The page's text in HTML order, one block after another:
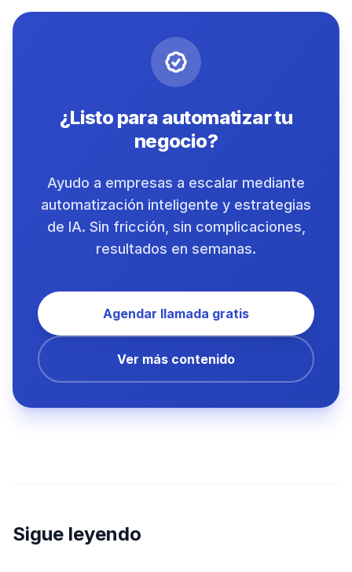
¿Listo para automatizar tu
negocio?
Ayudo a empresas a escalar mediante
automatización inteligente y estrategias
de IA. Sin fricción, sin complicaciones,
resultados en semanas.
Agendar llamada gratis
Ver más contenido
Sigue leyendo